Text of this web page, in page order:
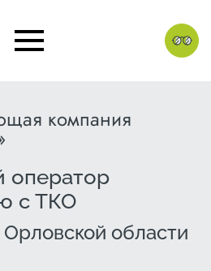
компания
оператор
с ТКО
области